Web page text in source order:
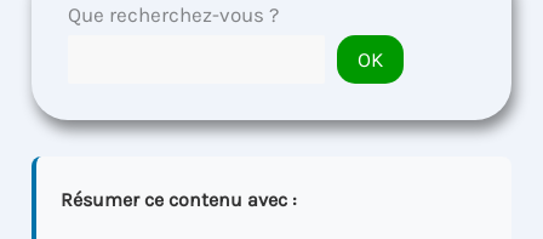
Que recherchez-vous ?
OK
Résumer ce contenu avec :